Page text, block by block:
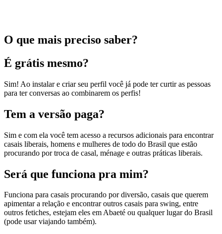
O que mais preciso saber?
É grátis mesmo?
Sim! Ao instalar e criar seu perfil você já pode ter curtir as pessoas
para ter conversas ao combinarem os perfis!
Tem a versão paga?
Sim e com ela você tem acesso a recursos adicionais para encontrar
casais liberais, homens e mulheres de todo do Brasil que estão
procurando por troca de casal, ménage e outras práticas liberais.
Será que funciona pra mim?
Funciona para casais procurando por diversão, casais que querem
apimentar a relação e encontrar outros casais para swing, entre
outros fetiches, estejam eles em Abaeté ou qualquer lugar do Brasil
(pode usar viajando também).